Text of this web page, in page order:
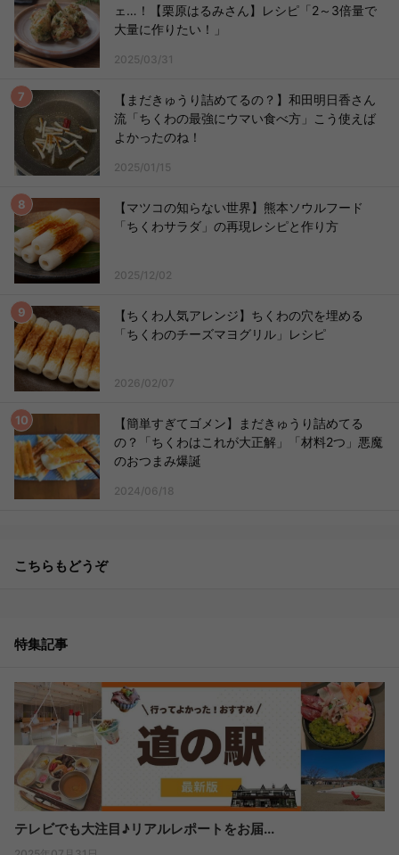
ェ…！【栗原はるみさん】レシピ「2～3倍量で
大量に作りたい！」
2025/03/31
【まだきゅうり詰めてるの？】和田明日香さん
流「ちくわの最強にウマい食べ方」こう使えば
よかったのね！
2025/01/15
【マツコの知らない世界】熊本ソウルフード
「ちくわサラダ」の再現レシピと作り方
2025/12/02
【ちくわ人気アレンジ】ちくわの穴を埋める
「ちくわのチーズマヨグリル」レシピ
2026/02/07
【簡単すぎてゴメン】まだきゅうり詰めてる
の？「ちくわはこれが大正解」「材料2つ」悪魔
のおつまみ爆誕
2024/06/18
こちらもどうぞ
特集記事
テレビでも大注目♪リアルレポートをお届...